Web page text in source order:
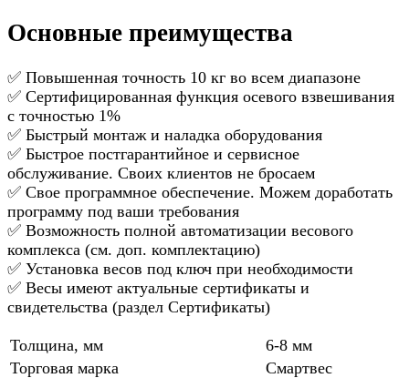
Основные преимущества
✅ Повышенная точность 10 кг во всем диапазоне
✅ Сертифицированная функция осевого взвешивания
с точностью 1%
✅ Быстрый монтаж и наладка оборудования
✅ Быстрое постгарантийное и сервисное
обслуживание. Своих клиентов не бросаем
✅ Свое программное обеспечение. Можем доработать
программу под ваши требования
✅ Возможность полной автоматизации весового
комплекса (см. доп. комплектацию)
✅ Установка весов под ключ при необходимости
✅ Весы имеют актуальные сертификаты и
свидетельства (раздел Сертификаты)
Толщина, мм
6-8 мм
Торговая марка
Смартвес